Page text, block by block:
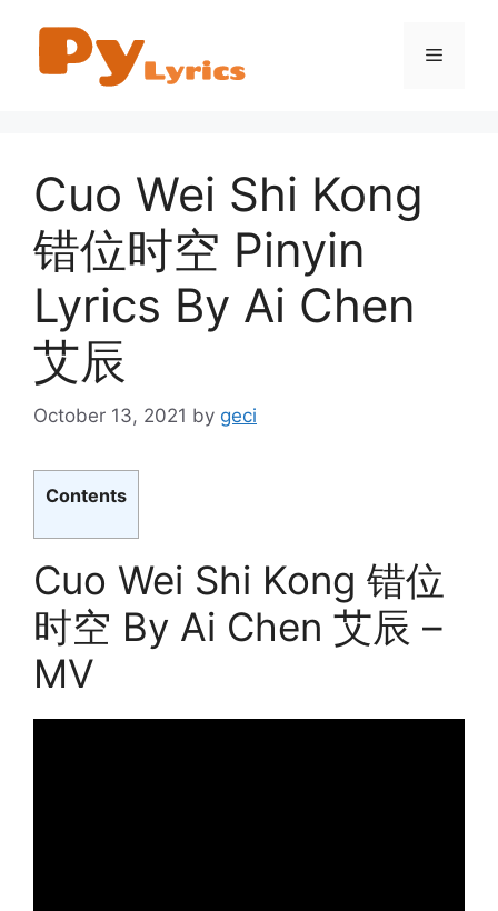
content
Menu
Cuo Wei Shi Kong
错位时空 Pinyin
Lyrics By Ai Chen
艾辰
October 13, 2021 by geci
Contents
Cuo Wei Shi Kong 错位
时空 By Ai Chen 艾辰 –
MV